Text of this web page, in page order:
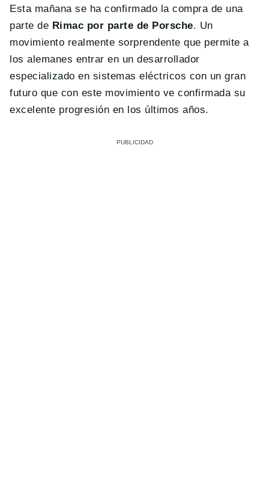
Esta mañana se ha confirmado la compra de una
parte de Rimac por parte de Porsche. Un
movimiento realmente sorprendente que permite a
los alemanes entrar en un desarrollador
especializado en sistemas eléctricos con un gran
futuro que con este movimiento ve confirmada su
excelente progresión en los últimos años.